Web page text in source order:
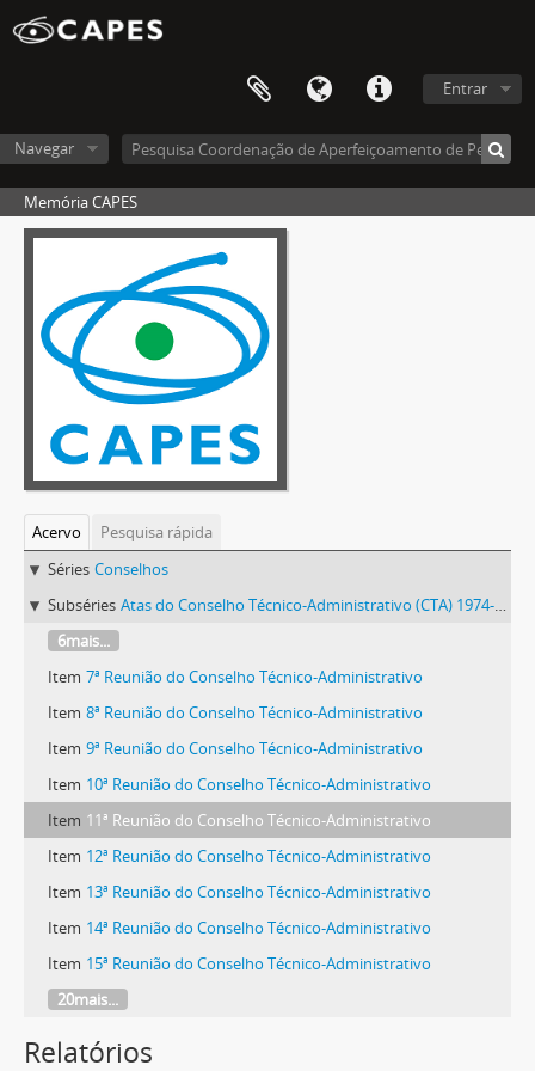
Entrar
Navegar
Memória CAPES
Acervo
Pesquisa rápida
Séries Conselhos
Subséries Atas do Conselho Técnico-Administrativo (CTA) 1974-1981
6mais...
Item 7ª Reunião do Conselho Técnico-Administrativo
Item 8ª Reunião do Conselho Técnico-Administrativo
Item 9ª Reunião do Conselho Técnico-Administrativo
Item 10ª Reunião do Conselho Técnico-Administrativo
Item 11ª Reunião do Conselho Técnico-Administrativo
Item 12ª Reunião do Conselho Técnico-Administrativo
Item 13ª Reunião do Conselho Técnico-Administrativo
Item 14ª Reunião do Conselho Técnico-Administrativo
Item 15ª Reunião do Conselho Técnico-Administrativo
20mais...
Relatórios